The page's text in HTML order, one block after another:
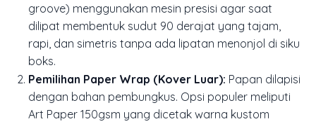
groove) menggunakan mesin presisi agar saat
dilipat membentuk sudut 90 derajat yang tajam,
rapi, dan simetris tanpa ada lipatan menonjol di siku
boks.
Pemilihan Paper Wrap (Kover Luar): Papan dilapisi
dengan bahan pembungkus. Opsi populer meliputi
Art Paper 150gsm yang dicetak warna kustom